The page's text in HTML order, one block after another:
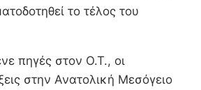
το τέλος του
πηγές στον Ο.Τ., οι
στην Ανατολική Μεσόγειο